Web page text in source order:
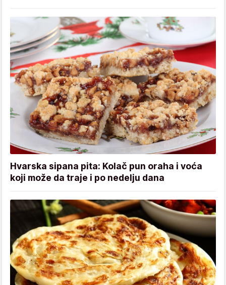
Hvarska sipana pita: Kolač pun oraha i voća
koji može da traje i po nedelju dana